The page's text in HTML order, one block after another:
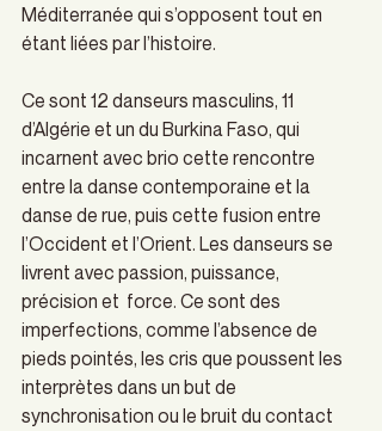
Méditerranée qui s’opposent tout en
étant liées par l’histoire.
Ce sont 12 danseurs masculins, 11
d’Algérie et un du Burkina Faso, qui
incarnent avec brio cette rencontre
entre la danse contemporaine et la
danse de rue, puis cette fusion entre
l’Occident et l’Orient. Les danseurs se
livrent avec passion, puissance,
précision et  force. Ce sont des
imperfections, comme l’absence de
pieds pointés, les cris que poussent les
interprètes dans un but de
synchronisation ou le bruit du contact